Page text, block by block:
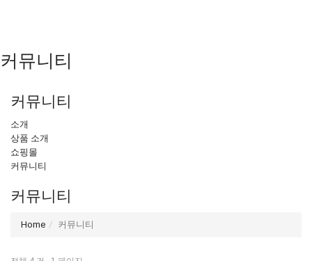
커뮤니티
커뮤니티
소개
상품 소개
쇼핑몰
커뮤니티
커뮤니티
Home 커뮤니티